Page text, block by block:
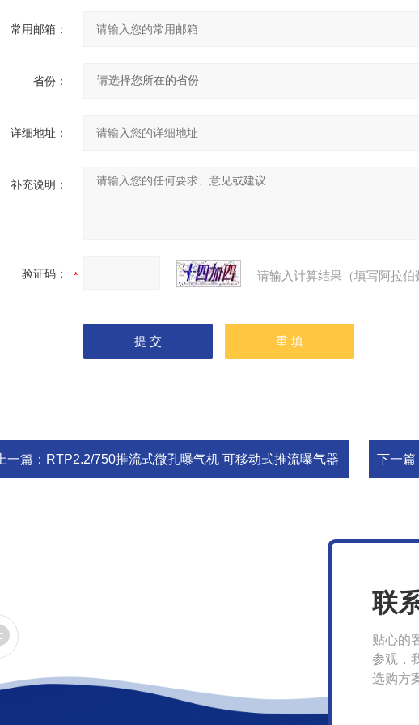
常用邮箱：
省份：
详细地址：
补充说明：
验证码： 请输入计算结果（填写阿拉
上一篇： RTP2.2/750推流式微孔曝气机 可移动式推流曝气器 下一篇
联
贴心的
参观，
选购方